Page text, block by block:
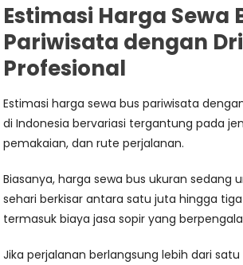
Estimasi Harga Sewa
Pariwisata dengan
Profesional
Estimasi harga sewa bus pariwisata
di Indonesia bervariasi tergantung pada
pemakaian, dan rute perjalanan.
Biasanya, harga sewa bus ukuran sedang
sehari berkisar antara satu juta hingga
termasuk biaya jasa sopir yang
Jika perjalanan berlangsung lebih dari